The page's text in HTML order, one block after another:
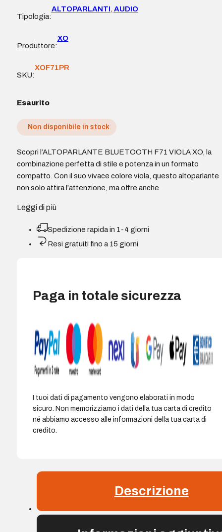
Tipologia:
ALTOPARLANTI, AUDIO
Produttore:
XO
SKU:
XOF71PR
Esaurito
Non disponibile in stock
Scopri l’ALTOPARLANTE BLUETOOTH F71 VIOLA XO, la
combinazione perfetta di stile e potenza in un formato
compatto. Con il suo vivace colore viola, questo altoparlante
non solo attira l’attenzione, ma offre anche
Leggi di più
Spedizione rapida in 1-4 giorni
Resi gratuiti fino a 15 giorni
Paga in totale sicurezza
I tuoi dati di pagamento vengono elaborati in modo
sicuro. Non memorizziamo i dati della tua carta di credito
né abbiamo accesso alle informazioni della tua carta di
credito.
Descrizione